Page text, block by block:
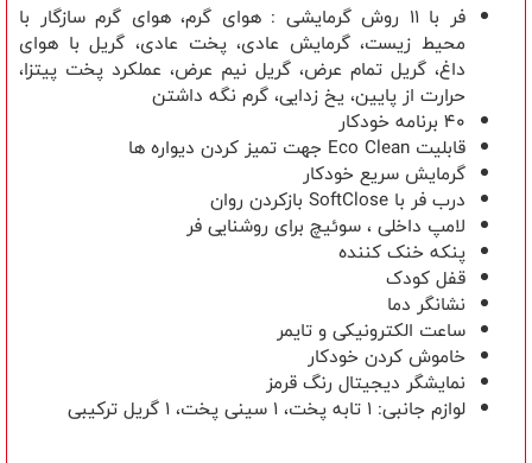
فر با 11 روش گرمایشی : هوای گرم، هوای گرم سازگار با
محیط زیست، گرمایش عادی، پخت عادی، گریل با هوای
داغ، گریل تمام عرض، گریل نیم عرض، عملکرد پخت پیتزا،
حرارت از پایین، یخ زدایی، گرم نگه داشتن
40 برنامه خودکار
قابلیت Eco Clean جهت تمیز کردن دیواره ها
گرمایش سریع خودکار
درب فر با SoftClose بازکردن روان
لامپ داخلی ، سوئیچ برای روشنایی فر
پنکه خنک کننده
قفل کودک
نشانگر دما
ساعت الکترونیکی و تایمر
خاموش کردن خودکار
نمایشگر دیجیتال رنگ قرمز
لوازم جانبی: 1 تابه پخت، 1 سینی پخت، 1 گریل ترکیبی